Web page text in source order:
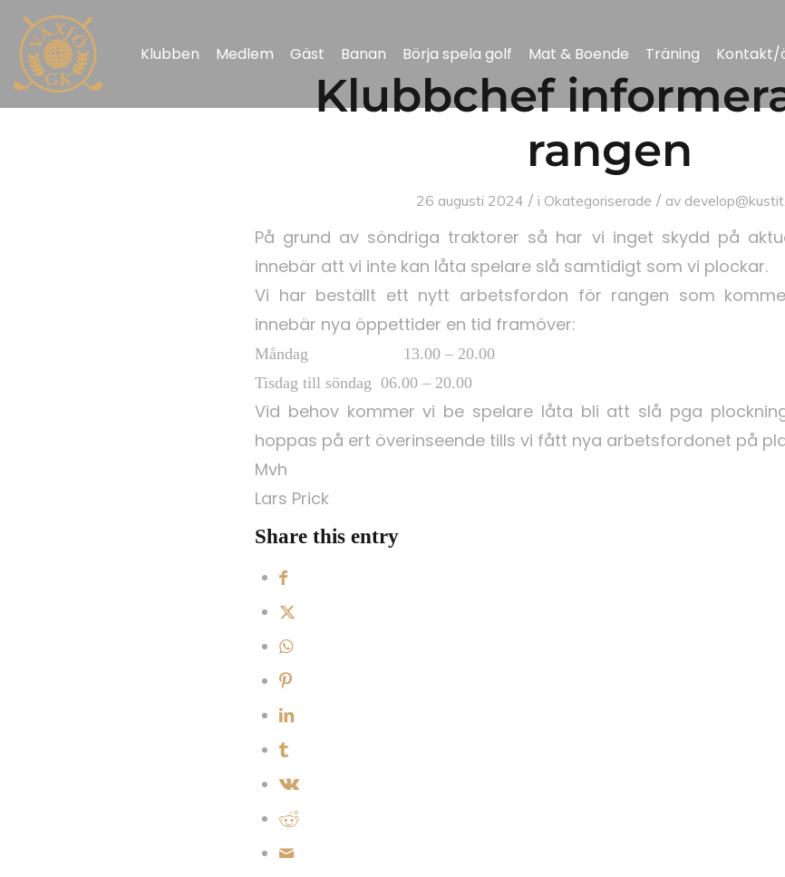
Klubben Medlem Gäst Banan Börja spela golf Mat & Boende Träning
Klubbchef
rangen
26 augusti 2024 / i Okategoriserade / av
På grund av söndriga traktorer så har vi inget skydd på
innebär att vi inte kan låta spelare slå samtidigt som vi plockar.
Vi har beställt ett nytt arbetsfordon för rangen som
innebär nya öppettider en tid framöver:
Måndag 13.00 – 20.00
Tisdag till söndag 06.00 – 20.00
Vid behov kommer vi be spelare låta bli att slå pga
hoppas på ert överinseende tills vi fått nya arbetsfordonet på
Mvh
Lars Prick
Share this entry